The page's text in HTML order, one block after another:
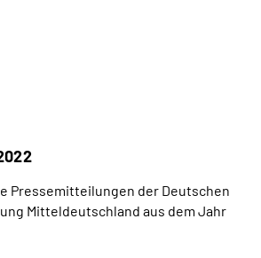
Pressemitteilungen der Deutschen
Mitteldeutschland aus dem Jahr